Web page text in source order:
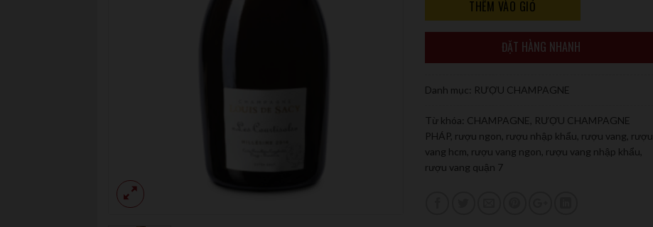
THÊM VÀO GIỎ
ĐẶT HÀNG NHANH
Danh mục: RƯỢU CHAMPAGNE
Từ khóa: CHAMPAGNE RƯỢU CHAMPAGNE
PHÁP, rượu ngon rượu nhập khẩu rượu vang rượu
vang hcm rượu vang ngon rượu vang nhập khẩu
rượu vang quận 7